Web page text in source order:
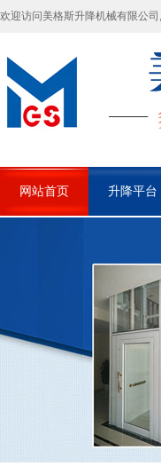
欢迎访问美格斯升降机械有限公
网站首页 升降平台